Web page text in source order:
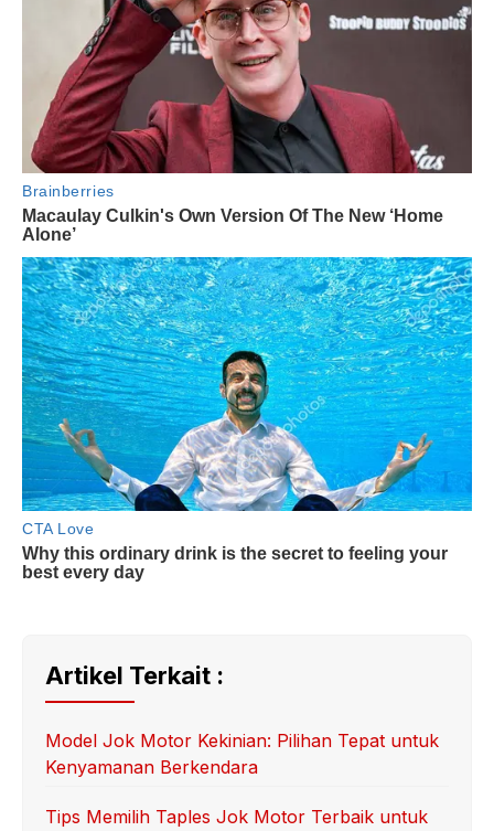
Artikel Terkait :
Model Jok Motor Kekinian: Pilihan Tepat untuk
Kenyamanan Berkendara
Tips Memilih Taples Jok Motor Terbaik untuk